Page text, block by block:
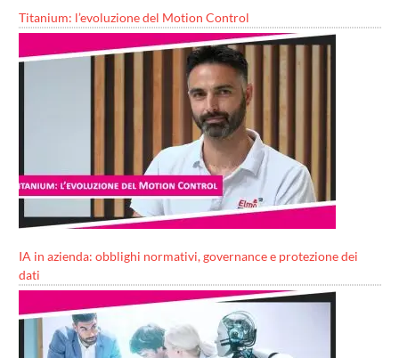
Titanium: l’evoluzione del Motion Control
IA in azienda: obblighi normativi, governance e protezione dei
dati